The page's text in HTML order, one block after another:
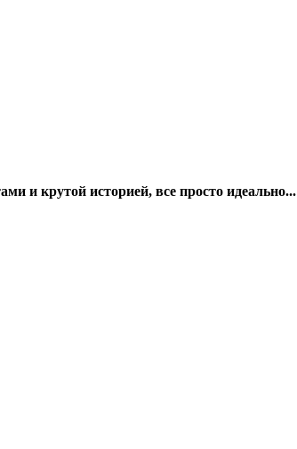
и крутой историей, все просто идеально...